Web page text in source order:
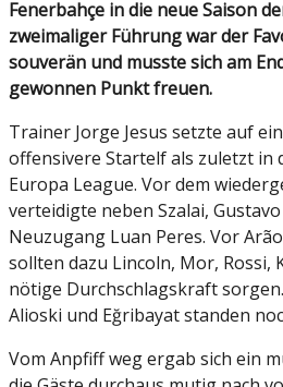
Fenerbahçe in die neue Saison
zweimaliger Führung war der
souverän und musste sich am
gewonnen Punkt freuen.
Trainer Jorge Jesus setzte auf
offensivere Startelf als zuletzt in
Europa League. Vor dem
verteidigte neben Szalai,
Neuzugang Luan Peres. Vor
sollten dazu Lincoln, Mor, Rossi,
nötige Durchschlagskraft
Alioski und Eğribayat standen
Vom Anpfiff weg ergab sich ein